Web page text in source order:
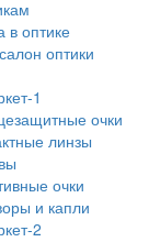
в оптике
оптики
1
очки
линзы
очки
и капли
2